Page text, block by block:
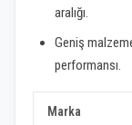
aralığı.
Geniş
performansı.
Marka